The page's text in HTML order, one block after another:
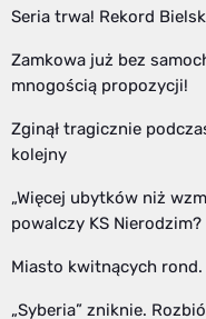
Seria trwa! Rekord
Zamkowa już bez
mnogością propozycji!
Zginął tragicznie
kolejny
„Więcej ubytków niż
powalczy KS Nierodzim?
Miasto kwitnących
„Syberia” zniknie.